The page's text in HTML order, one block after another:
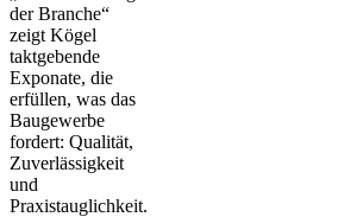
der Branche“
zeigt Kögel
taktgebende
Exponate, die
erfüllen, was das
Baugewerbe
fordert: Qualität,
Zuverlässigkeit
und
Praxistauglichkeit.